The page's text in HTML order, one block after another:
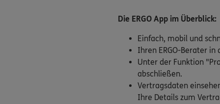
Die ERGO App im Überblick:
Einfach, mobil und
Ihren ERGO-Berater
Unter der Funktion
abschließen.
Vertragsdaten
Ihre Details zum